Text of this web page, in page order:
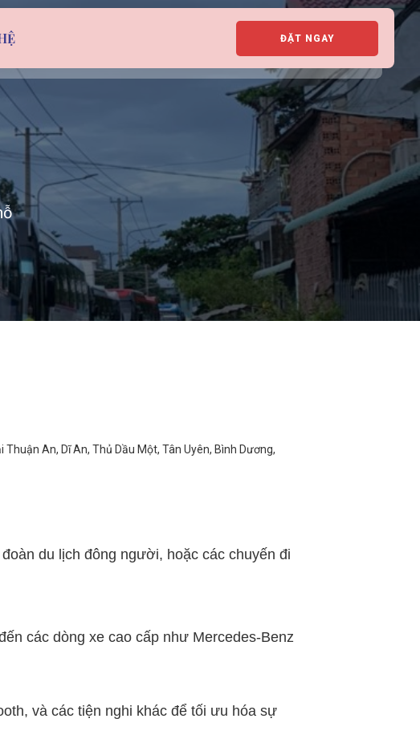
ĐẶT NGAY
An, Dĩ An, Thủ Dầu Một, Tân Uyên, Bình Dương,
du lịch đông người, hoặc các chuyến đi
các dòng xe cao cấp như Mercedes-Benz
và các tiện nghi khác để tối ưu hóa sự